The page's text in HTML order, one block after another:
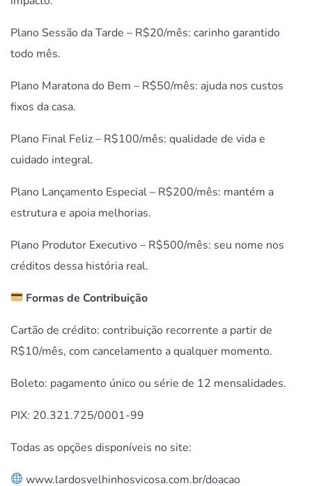
Plano Sessão da Tarde – R$20/mês: carinho garantido
todo mês.
Plano Maratona do Bem – R$50/mês: ajuda nos custos
fixos da casa.
Plano Final Feliz – R$100/mês: qualidade de vida e
cuidado integral.
Plano Lançamento Especial – R$200/mês: mantém a
estrutura e apoia melhorias.
Plano Produtor Executivo – R$500/mês: seu nome nos
créditos dessa história real.
Formas de Contribuição
Cartão de crédito: contribuição recorrente a partir de
R$10/mês, com cancelamento a qualquer momento.
Boleto: pagamento único ou série de 12 mensalidades.
PIX: 20.321.725/0001-99
Todas as opções disponíveis no site:
www.lardosvelhinhosvicosa.com.br/doacao